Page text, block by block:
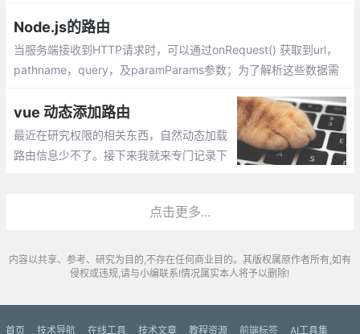
Node.js的路由
当服务端接收到HTTP请求时，可以通过onRequest() 获取到url，
pathname，query，及paramParams参数；为了解析这些数据需
vue 动态添加路由
最近在研究权限的相关东西，自然动态加载
路由信息少不了。接下来我就来专门记录下
果是字符前端注意转换成对象。点击更多...
内容以共享、参考、研究为目的,不存在任何商业目的。其版权属原作者所有,如有
侵权或违规,请与小编联系!情况属实本人将予以删除!
首页 技术导航 在线工具 技术文章 教程资源 前端标签 AI工具集